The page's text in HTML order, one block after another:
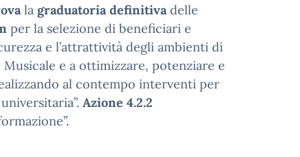
la graduatoria definitivadelle
per la selezione di beneficiari e
e l’attrattività degli ambienti di
e a ottimizzare, potenziare e
al contempo interventi per
Azione 4.2.2